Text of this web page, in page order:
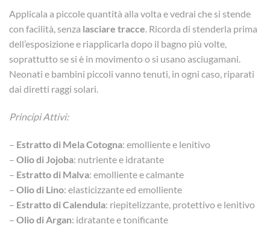
Applicala a piccole quantità alla volta e vedrai che si stende
con facilità, senza lasciare tracce. Ricorda di stenderla prima
dell’esposizione e riapplicarla dopo il bagno più volte,
soprattutto se si è in movimento o si usano asciugamani.
Neonati e bambini piccoli vanno tenuti, in ogni caso, riparati
dai diretti raggi solari.
Principi Attivi:
– Estratto di Mela Cotogna: emolliente e lenitivo
– Olio di Jojoba: nutriente e idratante
– Estratto di Malva: emolliente e calmante
– Olio di Lino: elasticizzante ed emolliente
– Estratto di Calendula: riepitelizzante, protettivo e lenitivo
– Olio di Argan: idratante e tonificante